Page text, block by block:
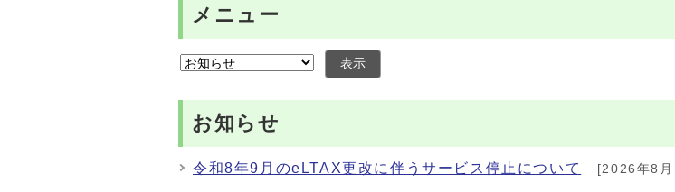
メニュー
表示
お知らせ
令和8年9月のeLTAX更改に伴うサービス停止について [2026年8月